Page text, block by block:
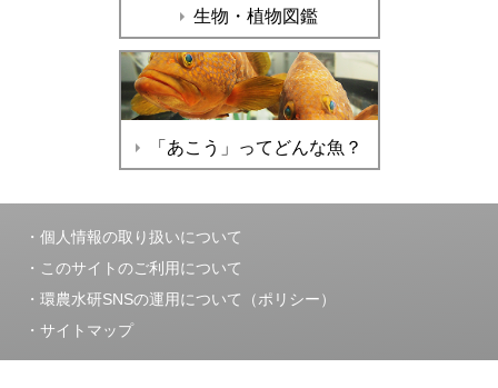
生物・植物図鑑
「あこう」ってどんな魚？
個人情報の取り扱いについて
このサイトのご利用について
環農水研SNSの運用について（ポリシー）
サイトマップ